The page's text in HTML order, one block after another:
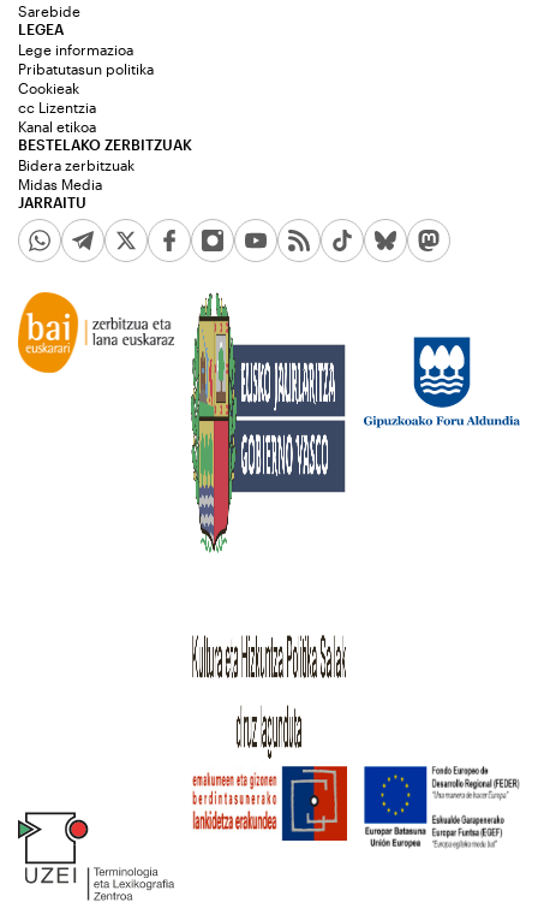
Sarebide
JARRAITU
LEGEA
Lege informazioa
Pribatutasun politika
Cookieak
cc Lizentzia
Kanal etikoa
BESTELAKO ZERBITZUAK
Bidera zerbitzuak
Midas Media